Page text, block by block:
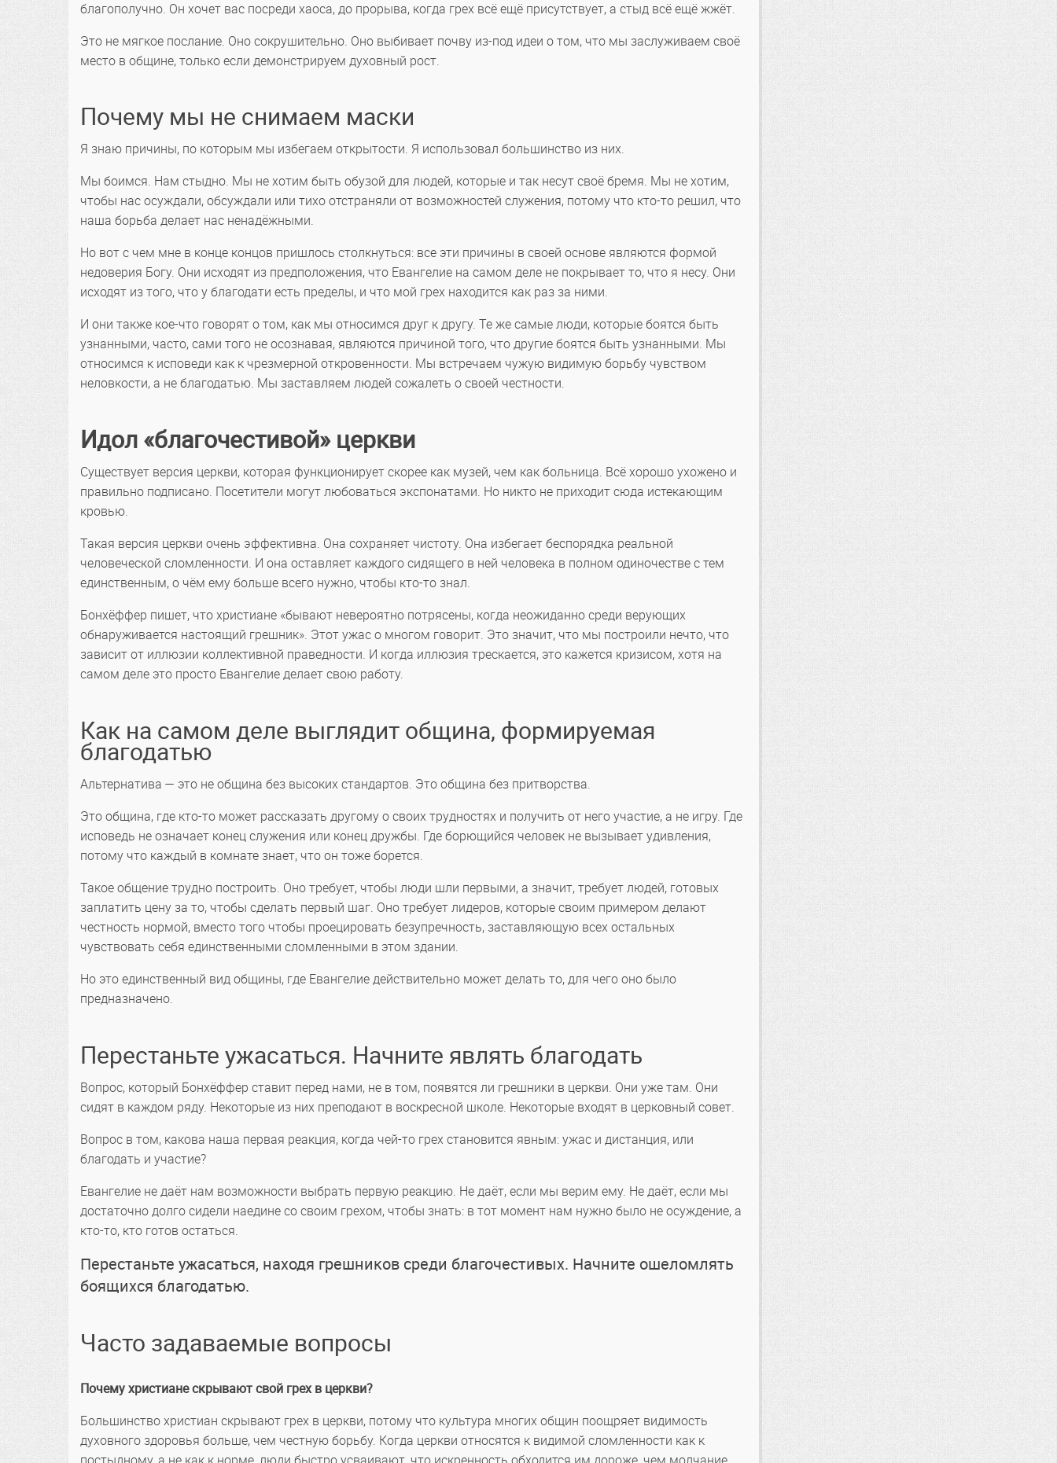
благополучно. Он хочет вас посреди хаоса, до прорыва, когда грех всё ещё присутствует, а стыд всё ещё жжёт.
Это не мягкое послание. Оно сокрушительно. Оно выбивает почву из-под идеи о том, что мы заслуживаем своё
место в общине, только если демонстрируем духовный рост.
Почему мы не снимаем маски
Я знаю причины, по которым мы избегаем открытости. Я использовал большинство из них.
Мы боимся. Нам стыдно. Мы не хотим быть обузой для людей, которые и так несут своё бремя. Мы не хотим,
чтобы нас осуждали, обсуждали или тихо отстраняли от возможностей служения, потому что кто-то решил, что
наша борьба делает нас ненадёжными.
Но вот с чем мне в конце концов пришлось столкнуться: все эти причины в своей основе являются формой
недоверия Богу. Они исходят из предположения, что Евангелие на самом деле не покрывает то, что я несу. Они
исходят из того, что у благодати есть пределы, и что мой грех находится как раз за ними.
И они также кое-что говорят о том, как мы относимся друг к другу. Те же самые люди, которые боятся быть
узнанными, часто, сами того не осознавая, являются причиной того, что другие боятся быть узнанными. Мы
относимся к исповеди как к чрезмерной откровенности. Мы встречаем чужую видимую борьбу чувством
неловкости, а не благодатью. Мы заставляем людей сожалеть о своей честности.
Идол «благочестивой» церкви
Существует версия церкви, которая функционирует скорее как музей, чем как больница. Всё хорошо ухожено и
правильно подписано. Посетители могут любоваться экспонатами. Но никто не приходит сюда истекающим
кровью.
Такая версия церкви очень эффективна. Она сохраняет чистоту. Она избегает беспорядка реальной
человеческой сломленности. И она оставляет каждого сидящего в ней человека в полном одиночестве с тем
единственным, о чём ему больше всего нужно, чтобы кто-то знал.
Бонхёффер пишет, что христиане «бывают невероятно потрясены, когда неожиданно среди верующих
обнаруживается настоящий грешник». Этот ужас о многом говорит. Это значит, что мы построили нечто, что
зависит от иллюзии коллективной праведности. И когда иллюзия трескается, это кажется кризисом, хотя на
самом деле это просто Евангелие делает свою работу.
Как на самом деле выглядит община, формируемая
благодатью
Альтернатива — это не община без высоких стандартов. Это община без притворства.
Это община, где кто-то может рассказать другому о своих трудностях и получить от него участие, а не игру. Где
исповедь не означает конец служения или конец дружбы. Где борющийся человек не вызывает удивления,
потому что каждый в комнате знает, что он тоже борется.
Такое общение трудно построить. Оно требует, чтобы люди шли первыми, а значит, требует людей, готовых
заплатить цену за то, чтобы сделать первый шаг. Оно требует лидеров, которые своим примером делают
честность нормой, вместо того чтобы проецировать безупречность, заставляющую всех остальных
чувствовать себя единственными сломленными в этом здании.
Но это единственный вид общины, где Евангелие действительно может делать то, для чего оно было
предназначено.
Перестаньте ужасаться. Начните являть благодать
Вопрос, который Бонхёффер ставит перед нами, не в том, появятся ли грешники в церкви. Они уже там. Они
сидят в каждом ряду. Некоторые из них преподают в воскресной школе. Некоторые входят в церковный совет.
Вопрос в том, какова наша первая реакция, когда чей-то грех становится явным: ужас и дистанция, или
благодать и участие?
Евангелие не даёт нам возможности выбрать первую реакцию. Не даёт, если мы верим ему. Не даёт, если мы
достаточно долго сидели наедине со своим грехом, чтобы знать: в тот момент нам нужно было не осуждение, а
кто-то, кто готов остаться.
Перестаньте ужасаться, находя грешников среди благочестивых. Начните ошеломлять
боящихся благодатью.
Часто задаваемые вопросы
Почему христиане скрывают свой грех в церкви?
Большинство христиан скрывают грех в церкви, потому что культура многих общин поощряет видимость
духовного здоровья больше, чем честную борьбу. Когда церкви относятся к видимой сломленности как к